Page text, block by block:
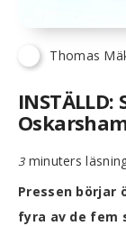
Thomas
3minuters
Pressen börjar
fyra av de fem